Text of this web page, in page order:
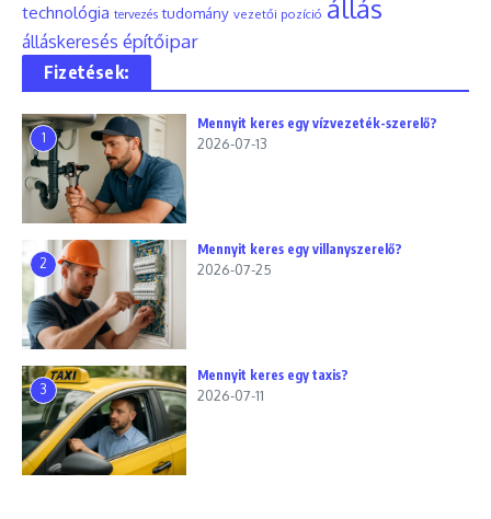
technológia tervezés tudomány vezetői pozíció állás
álláskeresés építőipar
Fizetések:
1
Mennyit keres egy vízvezeték-szerelő?
2026-07-13
2
Mennyit keres egy villanyszerelő?
2026-07-25
3
Mennyit keres egy taxis?
2026-07-11